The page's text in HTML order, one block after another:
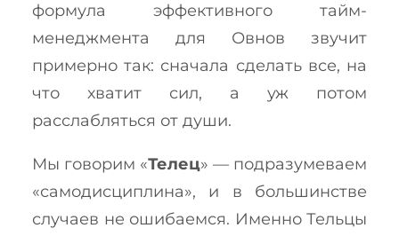
формула эффективного тайм-
менеджмента для Овнов звучит
примерно так: сначала сделать все, на
что хватит сил, а уж потом
расслабляться от души.
Мы говорим «Телец» — подразумеваем
«самодисциплина», и в большинстве
случаев не ошибаемся. Именно Тельцы